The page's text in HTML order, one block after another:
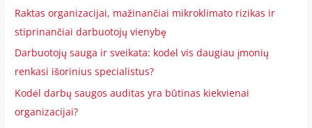
Raktas organizacijai, mažinančiai mikroklimato rizikas ir
stiprinančiai darbuotojų vienybę
Darbuotojų sauga ir sveikata: kodėl vis daugiau įmonių
renkasi išorinius specialistus?
Kodėl darbų saugos auditas yra būtinas kiekvienai
organizacijai?